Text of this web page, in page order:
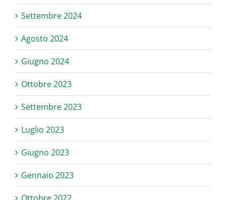
Settembre 2024
Agosto 2024
Giugno 2024
Ottobre 2023
Settembre 2023
Luglio 2023
Giugno 2023
Gennaio 2023